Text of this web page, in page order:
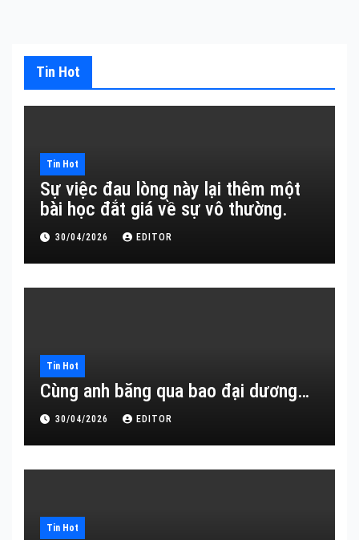
Tin Hot
Tin Hot
Sự việc đau lòng này lại thêm một
bài học đắt giá về sự vô thường.
30/04/2026 EDITOR
Tin Hot
Cùng anh băng qua bao đại dương…
30/04/2026 EDITOR
Tin Hot